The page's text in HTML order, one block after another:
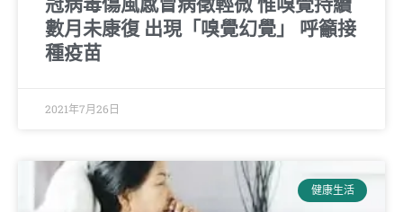
數月未康復 出現「嗅覺幻覺」 呼籲接
種疫苗
2021年7月26日
健康生活